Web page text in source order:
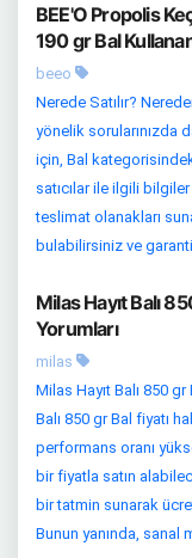
BEE'O Propolis
190 gr Bal
beeo
Nerede Satılır?
yönelik sorularınızda
için, Bal
satıcılar ile ilgili
teslimat olanakları
bulabilirsiniz ve garanti
Milas Hayıt Balı
Yorumları
milas
Milas Hayıt Balı 850 gr
Balı 850 gr Bal fiyatı
performans oranı
bir fiyatla satın
bir tatmin sunarak
Bunun yanında, sanal